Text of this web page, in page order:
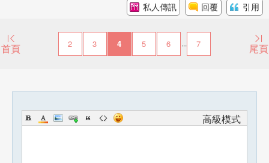
私人傳訊 回覆 引用
首頁 2 3 4 5 6 ... 7 尾頁
高級模式